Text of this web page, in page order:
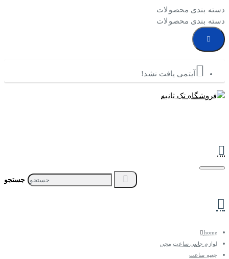
دسته بندی محصولات
دسته بندی محصولات
آیتمی یافت نشد!
home
لوازم جانبی ساعت مچی
جعبه ساعت